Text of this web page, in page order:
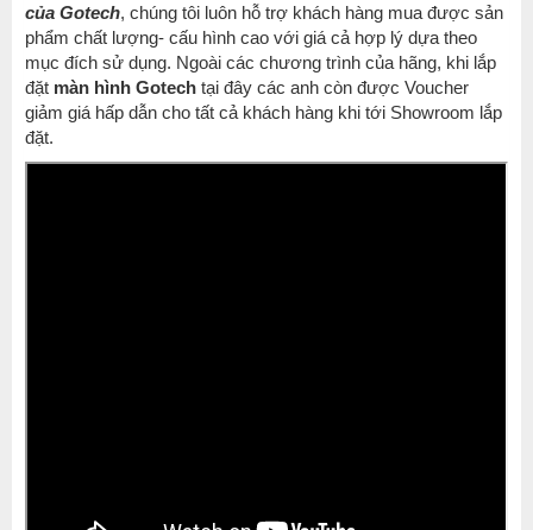
của Gotech, chúng tôi luôn hỗ trợ khách hàng mua được sản
phẩm chất lượng- cấu hình cao với giá cả hợp lý dựa theo
mục đích sử dụng. Ngoài các chương trình của hãng, khi lắp
đặt màn hình Gotech tại đây các anh còn được Voucher
giảm giá hấp dẫn cho tất cả khách hàng khi tới Showroom lắp
đặt.